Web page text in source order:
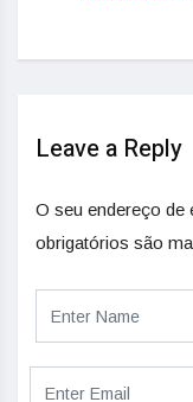
Leave a Reply
O seu endereço de
obrigatórios são